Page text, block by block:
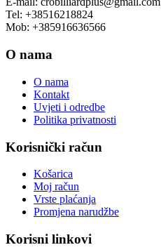
na
Tel: +38516218824
Mob: +385916636566
O nama
O nama
Kontakt
Uvjeti i odredbe
Politika privatnosti
Korisnički račun
Košarica
Moj račun
Vrste plaćanja
Promjena narudžbe
Korisni linkovi